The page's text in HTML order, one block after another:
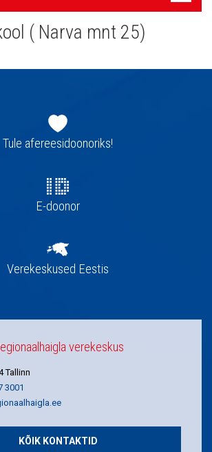
( Narva mnt 25)
Tule afereesidoonoriks!
E-doonor
Verekeskused Eestis
verekeskus
Tallinn
3001
KÕIK KONTAKTID